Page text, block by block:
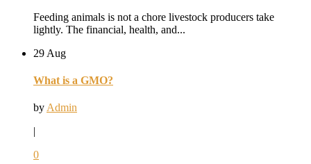
Feeding animals is not a chore livestock producers take
lightly. The financial, health, and...
29 Aug
What is a GMO?
by Admin
|
0